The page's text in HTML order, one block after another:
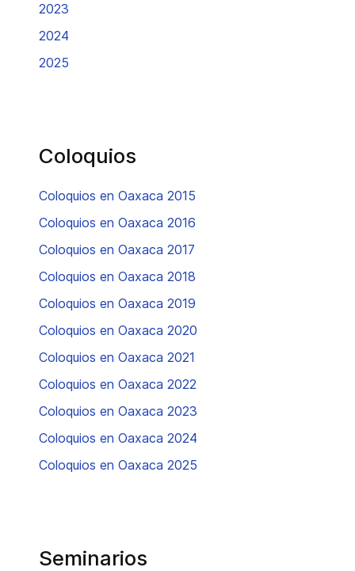
2023
2024
2025
Coloquios
Coloquios en Oaxaca 2015
Coloquios en Oaxaca 2016
Coloquios en Oaxaca 2017
Coloquios en Oaxaca 2018
Coloquios en Oaxaca 2019
Coloquios en Oaxaca 2020
Coloquios en Oaxaca 2021
Coloquios en Oaxaca 2022
Coloquios en Oaxaca 2023
Coloquios en Oaxaca 2024
Coloquios en Oaxaca 2025
Seminarios